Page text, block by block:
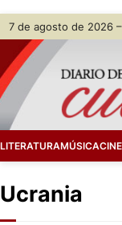
Skip
content
7 de agosto de 2026
LITERATURAMÚSICA
Ucrania